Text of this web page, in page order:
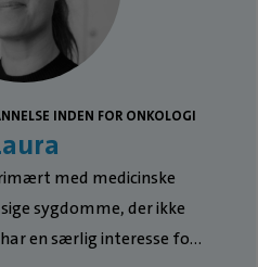
INDEN FOR ONKOLOGI
med medicinske
sygdomme, der ikke
en særlig interesse for